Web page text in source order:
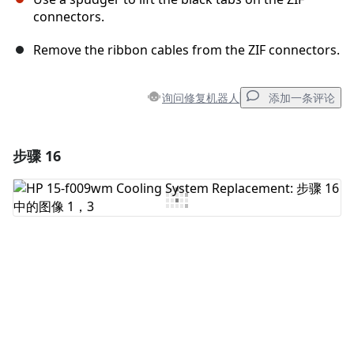
connectors.
Remove the ribbon cables from the ZIF connectors.
询问修复机器人 添加一条评论
添加评论
步骤 16